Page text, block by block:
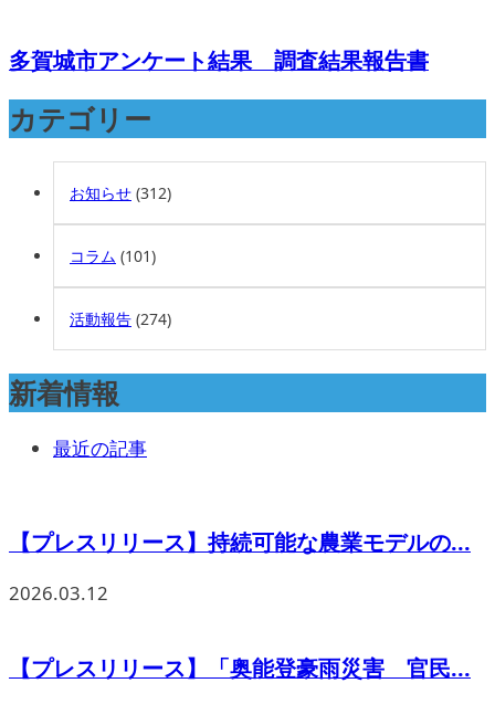
多賀城市アンケート結果 調査結果報告書
カテゴリー
お知らせ (312)
コラム (101)
活動報告 (274)
新着情報
最近の記事
【プレスリリース】持続可能な農業モデルの...
2026.03.12
【プレスリリース】「奥能登豪雨災害 官民...